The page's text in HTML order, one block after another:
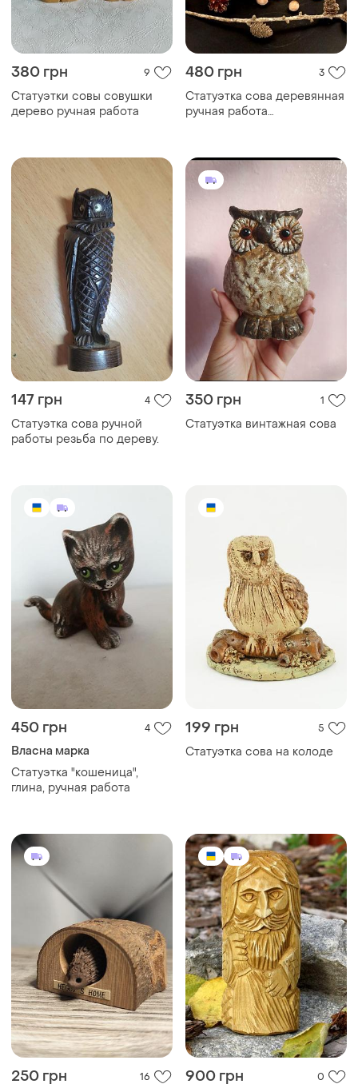
380 грн 9
Статуэтки совы совушки
дерево ручная работа
480 грн 3
Статуэтка сова деревянная
ручная работа
147 грн 4
Статуэтка сова ручной
работы резьба по дереву.
350 грн 1
Статуэтка винтажная сова
450 грн 4
Власна марка
Статуэтка "кошеница",
глина, ручная работа
199 грн 5
Статуэтка сова на колоде
250 грн 16 900 грн 0